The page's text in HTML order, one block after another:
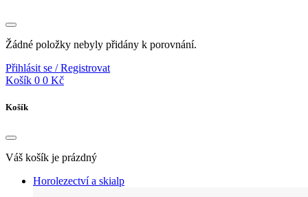
Žádné položky nebyly přidány k porovnání.
Přihlásit se / Registrovat
Košík 0 0 Kč
Košík
Váš košík je prázdný
Horolezectví a skialp